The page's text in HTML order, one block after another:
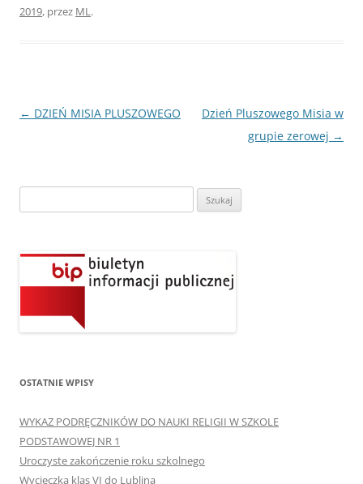
2019, przez ML.
Nawigacja
← DZIEŃ MISIA PLUSZOWEGO
Dzień Pluszowego Misia w
grupie zerowej →
OSTATNIE WPISY
WYKAZ PODRĘCZNIKÓW DO NAUKI RELIGII W SZKOLE
PODSTAWOWEJ NR 1
Uroczyste zakończenie roku szkolnego
Wycieczka klas VI do Lublina